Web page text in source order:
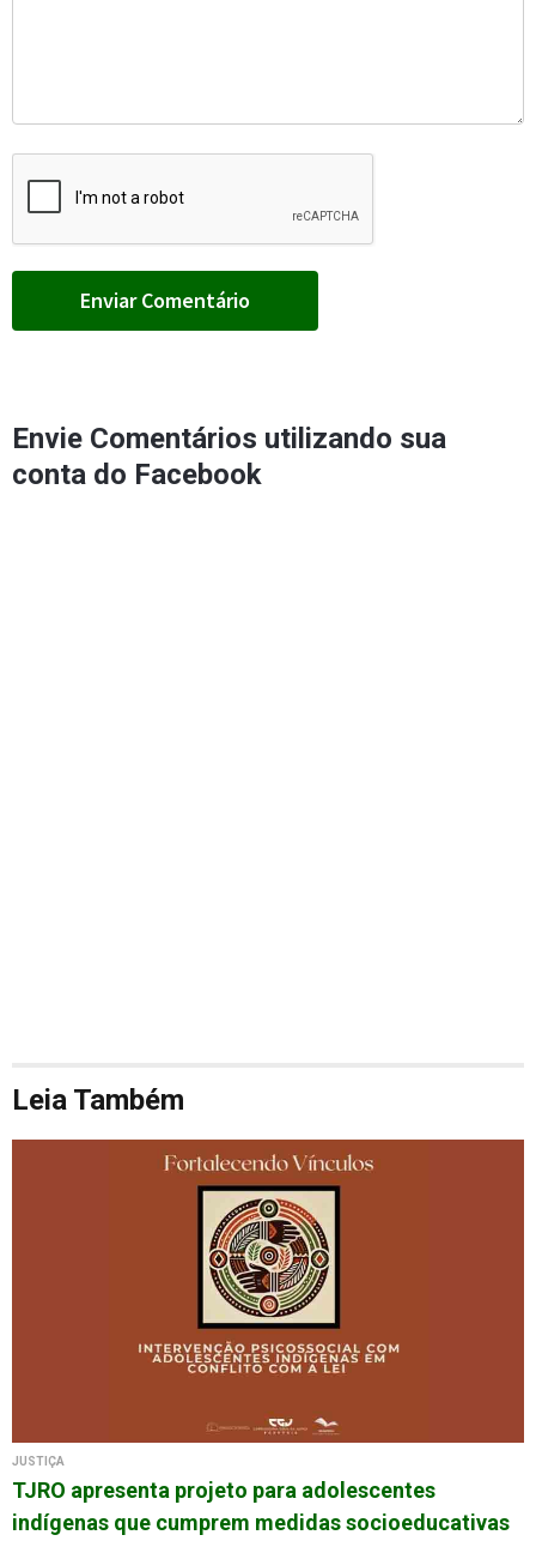
Envie Comentários utilizando sua
conta do Facebook
Leia Também
JUSTIÇA
TJRO apresenta projeto para adolescentes
indígenas que cumprem medidas socioeducativas